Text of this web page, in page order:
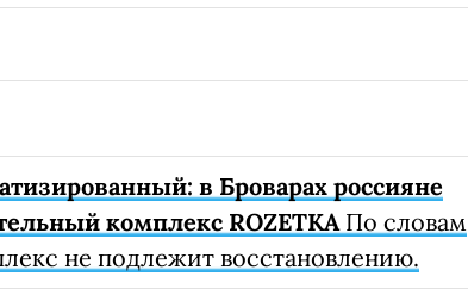
в Броварах россияне
комплекс ROZETKAПо словам
не подлежит восстановлению.